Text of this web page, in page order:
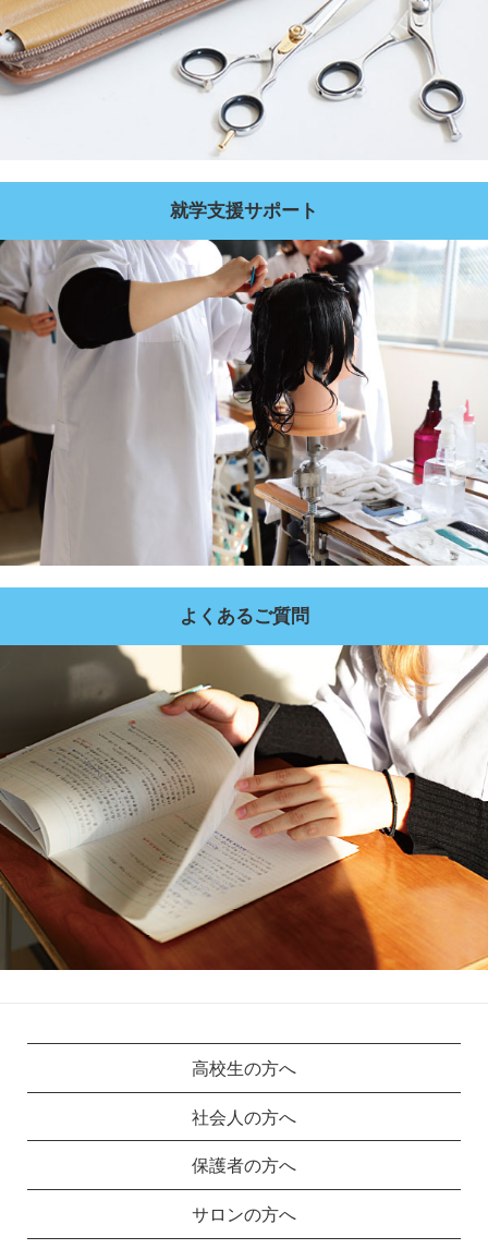
就学支援サポート
よくあるご質問
高校生の方へ
社会人の方へ
保護者の方へ
サロンの方へ